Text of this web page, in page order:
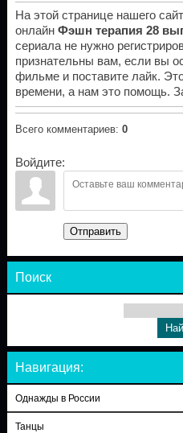
На этой странице нашего
онлайн Фэшн терапия 28
сериала не нужно
признательны вам, если вы
фильме и поставите лайк.
времени, а нам это помощь.
Всего комментариев: 0
Войдите:
Отправить
Поиск
Навигация:
Однажды в России
Танцы